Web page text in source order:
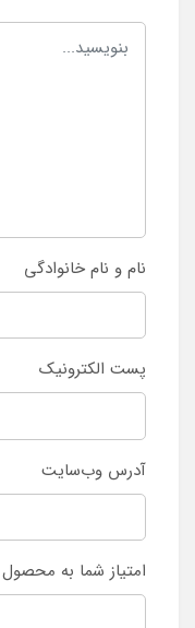
نام و نام خانوادگی
پست الکترونیک
آدرس وب‌سایت
امتیاز شما به محصول